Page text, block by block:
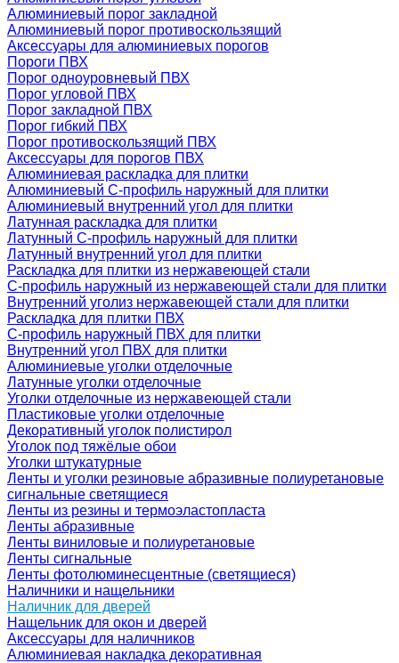
Алюминиевый порог закладной
Алюминиевый порог противоскользящий
Аксессуары для алюминиевых порогов
Пороги ПВХ
Порог одноуровневый ПВХ
Порог угловой ПВХ
Порог закладной ПВХ
Порог гибкий ПВХ
Порог противоскользящий ПВХ
Аксессуары для порогов ПВХ
Алюминиевая раскладка для плитки
Алюминиевый С-профиль наружный для плитки
Алюминиевый внутренний угол для плитки
Латунная раскладка для плитки
Латунный С-профиль наружный для плитки
Латунный внутренний угол для плитки
Раскладка для плитки из нержавеющей стали
С-профиль наружный из нержавеющей стали для плитки
Внутренний уголиз нержавеющей стали для плитки
Раскладка для плитки ПВХ
С-профиль наружный ПВХ для плитки
Внутренний угол ПВХ для плитки
Алюминиевые уголки отделочные
Латунные уголки отделочные
Уголки отделочные из нержавеющей стали
Пластиковые уголки отделочные
Декоративный уголок полистирол
Уголок под тяжёлые обои
Уголки штукатурные
Ленты и уголки резиновые абразивные полиуретановые
сигнальные светящиеся
Ленты из резины и термоэластопласта
Ленты абразивные
Ленты виниловые и полиуретановые
Ленты сигнальные
Ленты фотолюминесцентные (светящиеся)
Наличники и нащельники
Наличник для дверей
Нащельник для окон и дверей
Аксессуары для наличников
Алюминиевая накладка декоративная